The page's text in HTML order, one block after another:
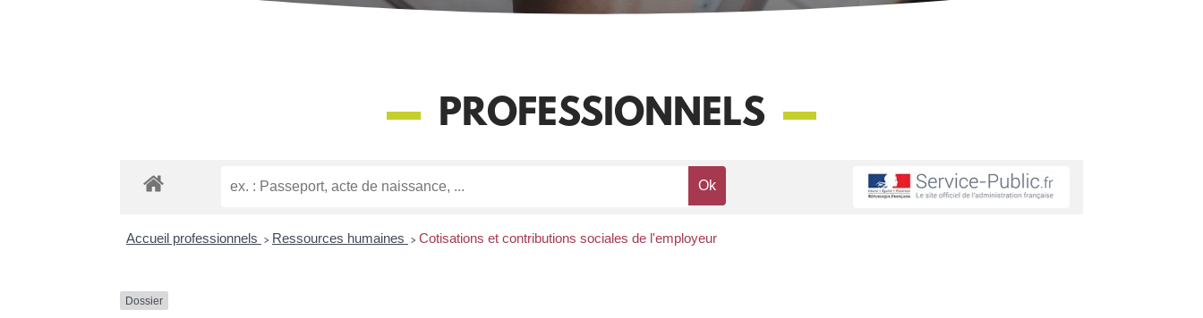
PROFESSIONNELS
Accueil professionnels > Ressources humaines > Cotisations et contributions sociales de l'employeur
Dossier